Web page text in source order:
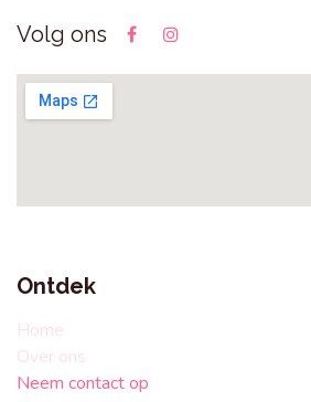
Volg ons
Ontdek
Home
Over ons
Neem contact op